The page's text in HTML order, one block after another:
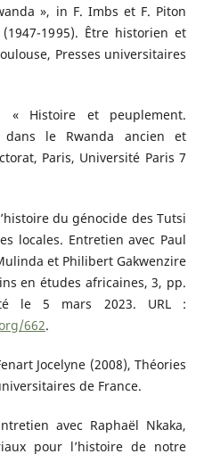
», in F. Imbs et F. Piton
1995). Être historien et
Presses universitaires
« Histoire et peuplement.
le Rwanda ancien et
Paris, Université Paris 7
du génocide des Tutsi
locales. Entretien avec Paul
et Philibert Gakwenzire
en études africaines, 3, pp.
le 5 mars 2023. URL :
662.
Jocelyne (2008), Théories
de France.
avec Raphaël Nkaka,
pour l’histoire de notre